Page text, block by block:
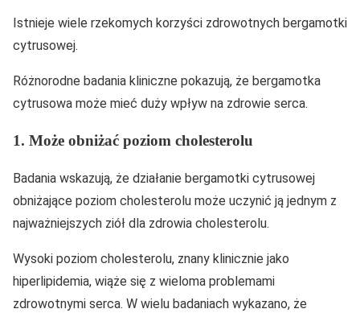
Istnieje wiele rzekomych korzyści zdrowotnych bergamotki
cytrusowej.
Różnorodne badania kliniczne pokazują, że bergamotka
cytrusowa może mieć duży wpływ na zdrowie serca.
1. Może obniżać poziom cholesterolu
Badania wskazują, że działanie bergamotki cytrusowej
obniżające poziom cholesterolu może uczynić ją jednym z
najważniejszych ziół dla zdrowia cholesterolu.
Wysoki poziom cholesterolu, znany klinicznie jako
hiperlipidemia, wiąże się z wieloma problemami
zdrowotnymi serca. W wielu badaniach wykazano, że